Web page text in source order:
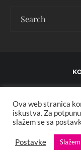
Copyright © 2013 - 2025
Ova web stranica
iskustva. Za
slažem se sa
Postavke